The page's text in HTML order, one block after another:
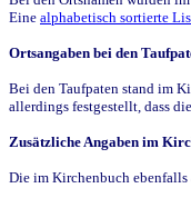
Eine alphabetisch sortierte
Ortsangaben bei den
Bei den Taufpaten stand im
allerdings festgestellt, dass
Zusätzliche Angaben im
Die im Kirchenbuch ebenfalls